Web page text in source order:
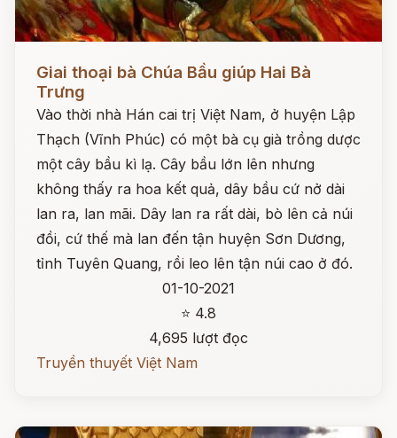
Giai thoại bà Chúa Bầu giúp Hai Bà
Trưng
Vào thời nhà Hán cai trị Việt Nam, ở huyện Lập
Thạch (Vĩnh Phúc) có một bà cụ già trồng dược
một cây bầu kì lạ. Cây bầu lớn lên nhưng
không thấy ra hoa kết quả, dây bầu cứ nở dài
lan ra, lan mãi. Dây lan ra rất dài, bò lên cả núi
đồi, cứ thế mà lan đến tận huyện Sơn Dương,
tỉnh Tuyên Quang, rồi leo lên tận núi cao ở đó.
01-10-2021
⭐ 4.8
4,695 lượt đọc
Truyền thuyết Việt Nam